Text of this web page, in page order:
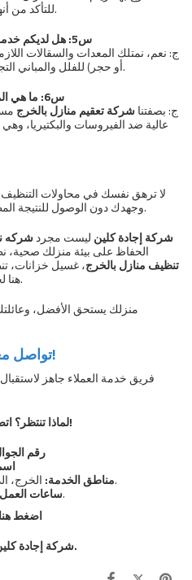
للتأكد من أنها ضمن الحدود الصحية المسموح بها.
س5: هل لديكم خدمة تنظيف واجهات المباني المرتفعة؟
ج: نعم، نمتلك المعدات والسقالات
أو حجر) للفلل والمباني التجارية، مما يعيد للمبنى رونقه وجماله.
س6: ما هي المواد المستخدمة في تعقيم المنازل؟
ج: بصفتناشركة تعقيم منازل بالخرج
عالية ضد الفيروسات والبكتيريا،
لا ترهق نفسك في محاولات التنظيف
وجهدك دون الوصول للنتيجة المطلوبة. اترك المهمة لأهل الاختصاص.
شركة إجادة كلين ليست مجردشركه
الحفاظ على بيئة منزلك صحية،
تنظيف منازل بالخرج، غسيل خزانات،
هنا لخدمتك بأعلى معايير الجودة والأمانة.
منزلك يستحق الأفضل،
تواصل معنا الآن واستفد من العروض!
فريق خدمة العملاء جاهز
لماذا تنتظر؟ اتصل الآن واحصل على منزلك المثالي!
رقم
مناطق الخدمة:الخرج، الدلم، الهياثم، وكافة الضواحي.
ساعاتعلى مدار الساعة لخدمتكم.
📞 اضغط هنا
شركة إجادة كلين.. عنوان النظافة والتميز في الخرج.